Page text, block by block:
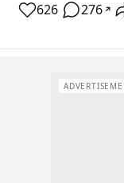
626 276 ↗